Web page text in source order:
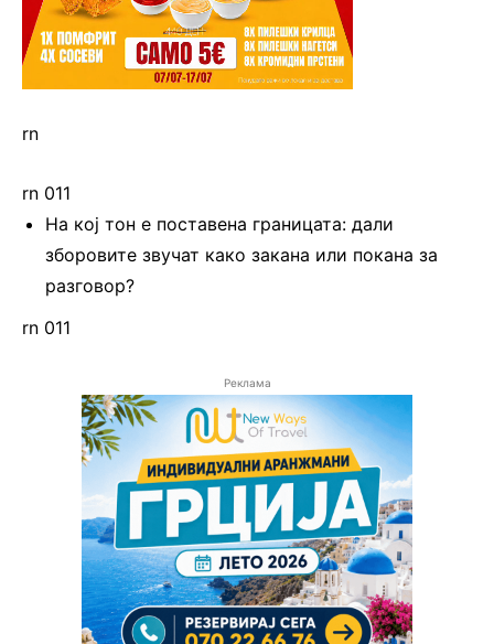
rn
rn 011
На кој тон е поставена границата: дали
зборовите звучат како закана или покана за
разговор?
rn 011
Реклама